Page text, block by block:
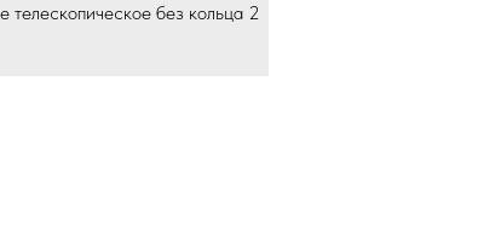
телескопическое без кольца 2